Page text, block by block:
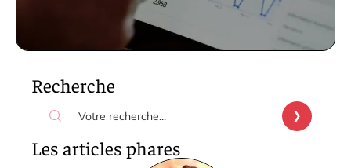
Recherche
Les articles phares